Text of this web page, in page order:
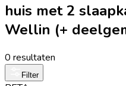
huis met 2
Wellin (+
0 resultaten
Filter